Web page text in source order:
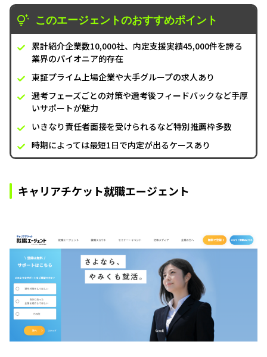
このエージェントのおすすめポイント
累計紹介企業数10,000社、内定支援実績45,000件を誇る
業界のパイオニア的存在
東証プライム上場企業や大手グループの求人あり
選考フェーズごとの対策や選考後フィードバックなど手厚
いサポートが魅力
いきなり責任者面接を受けられるなど特別推薦枠多数
時期によっては最短1日で内定が出るケースあり
キャリアチケット就職エージェント